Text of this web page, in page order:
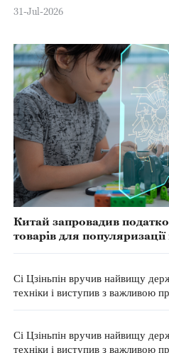
31-Jul-2026
Китай запровадив
товарів для
Сі Цзіньпін вручив найвищу
техніки і виступив з важливою
Сі Цзіньпін вручив найвищу
техніки і виступив з важливою